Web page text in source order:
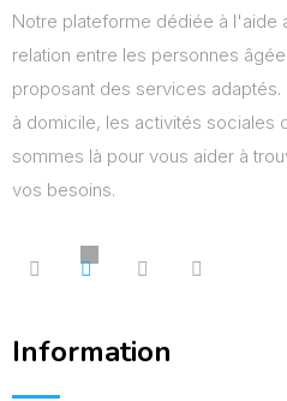
Notre plateforme dédiée à l'aide
relation entre les personnes
proposant des services
à domicile, les activités sociales
sommes là pour vous aider à
vos besoins.
Information